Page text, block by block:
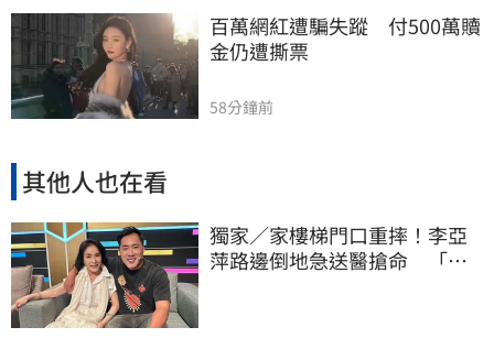
百萬網紅遭騙失蹤　付500萬贖
金仍遭撕票
58分鐘前
其他人也在看
獨家／家樓梯門口重摔！李亞
萍路邊倒地急送醫搶命 「最